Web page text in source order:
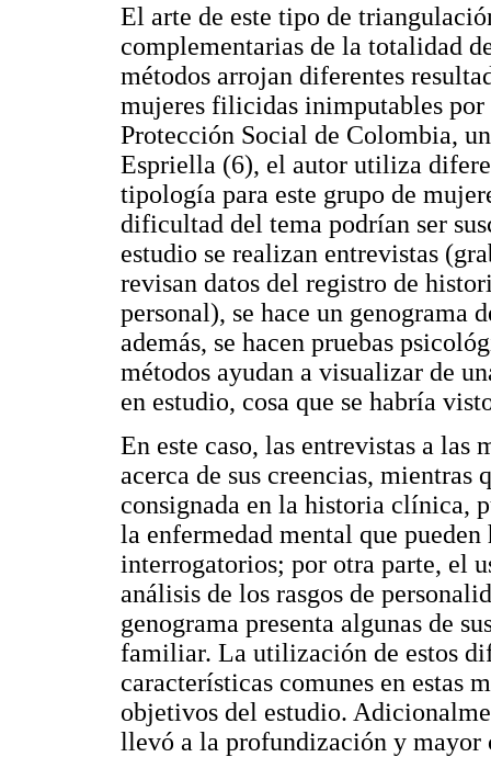
El arte de este tipo de
complementarias de la totalidad
métodos arrojan diferentes
mujeres filicidas inimputables
Protección Social de Colombia,
Espriella (6), el autor utiliza
tipología para este grupo de
dificultad del tema podrían ser
estudio se realizan entrevistas
revisan datos del registro de
personal), se hace un genograma
además, se hacen pruebas
métodos ayudan a visualizar de
en estudio, cosa que se habría
En este caso, las entrevistas a
acerca de sus creencias,
consignada en la historia clínica,
la enfermedad mental que
interrogatorios; por otra parte, el
análisis de los rasgos de
genograma presenta algunas de
familiar. La utilización de estos
características comunes en estas
objetivos del estudio.
llevó a la profundización y mayor